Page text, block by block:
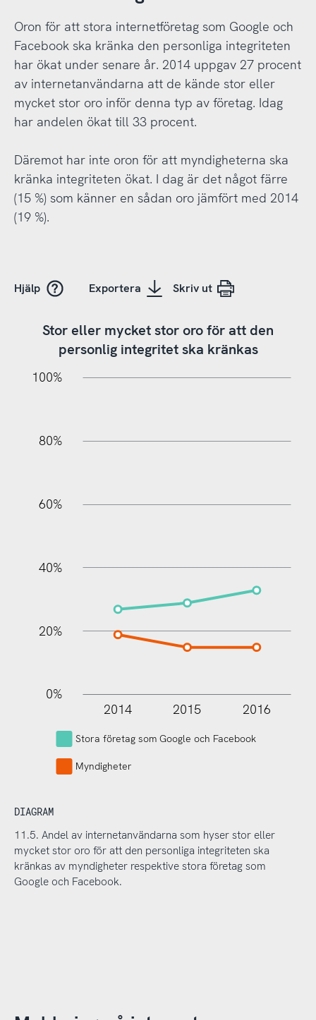
Oron för att stora internetföretag som Google och
Facebook ska kränka den personliga integriteten
har ökat under senare år. 2014 uppgav 27 procent
av internetanvändarna att de kände stor eller
mycket stor oro inför denna typ av företag. Idag
har andelen ökat till 33 procent.
Däremot har inte oron för att myndigheterna ska
kränka integriteten ökat. I dag är det något färre
(15 %) som känner en sådan oro jämfört med 2014
(19 %).
Hjälp Exportera Skriv ut
Stor eller mycket stor oro för att den
personlig integritet ska kränkas
100%
80%
60%
40%
20%
0%
L
2014 2015 2016
Stora företag som Google och Facebook
Myndigheter
DIAGRAM
11.5. Andel av internetanvändarna som hyser stor eller
mycket stor oro för att den personliga integriteten ska
kränkas av myndigheter respektive stora företag som
Google och Facebook.